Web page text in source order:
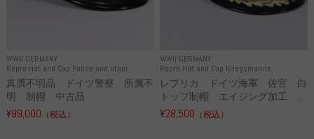
WWII GERMANY
Repro Hat and Cap Police and other
真贋不明品 ドイツ警察 所属不
明 制帽 中古品
¥99,000 （税込）
WWII GERMANY
Repro Hat and Cap Kriegsmarine
レプリカ ドイツ海軍 佐官 白
トップ制帽 エイジング加工 ...
¥28,500 （税込）